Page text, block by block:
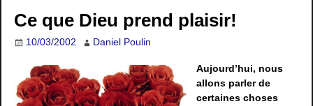
Ce que Dieu prend plaisir!
10/03/2002 Daniel Poulin
Aujourd’hui, nous
allons parler de
certaines choses